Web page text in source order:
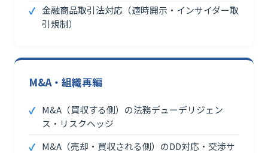
金融商品取引法対応（適時開示・インサイダー取
引規制）
M&A・組織再編
M&A（買収する側）の法務デューデリジェン
ス・リスクヘッジ
M&A（売却・買収される側）のDD対応・交渉サ